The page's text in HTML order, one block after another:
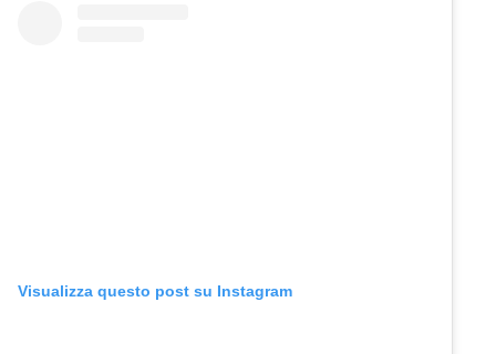
Visualizza questo post su Instagram